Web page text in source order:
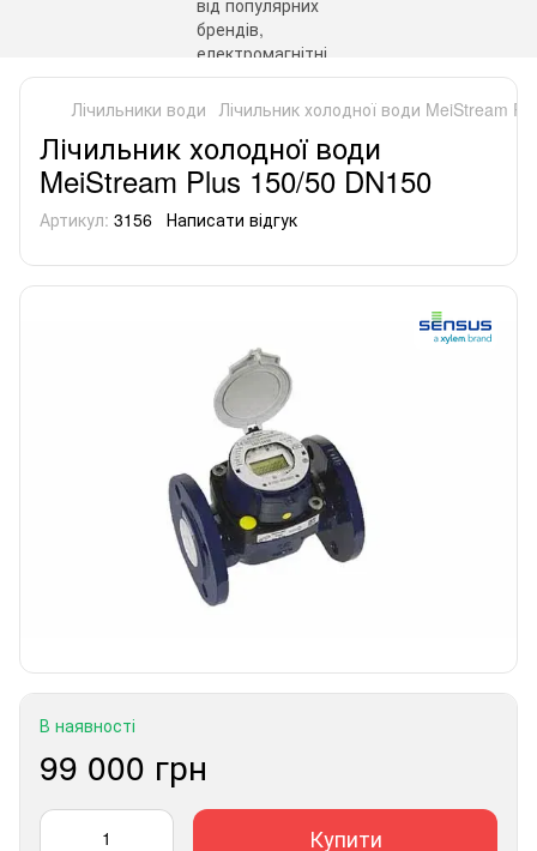
Лічильники води Лічильник холодної води MeiStream
Лічильник холодної води
MeiStream Plus 150/50 DN150
Артикул: 3156 Написати відгук
В наявності
99 000 грн
Купити